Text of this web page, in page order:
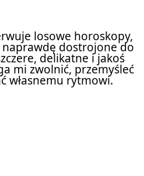
losowe horoskopy,
naprawdę dostrojone do
delikatne i jakoś
mi zwolnić, przemyśleć
własnemu rytmowi.